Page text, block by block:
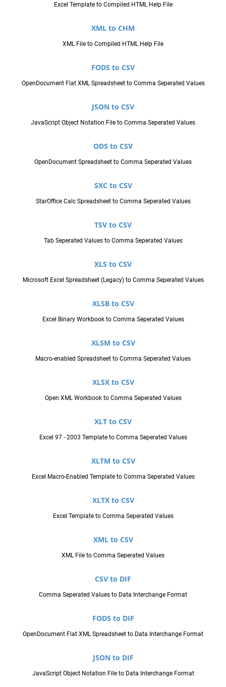
Excel Template to Compiled HTML Help File
XML to CHM
XML File to Compiled HTML Help File
FODS to CSV
OpenDocument Flat XML Spreadsheet to Comma Seperated Values
JSON to CSV
JavaScript Object Notation File to Comma Seperated Values
ODS to CSV
OpenDocument Spreadsheet to Comma Seperated Values
SXC to CSV
StarOffice Calc Spreadsheet to Comma Seperated Values
TSV to CSV
Tab Seperated Values to Comma Seperated Values
XLS to CSV
Microsoft Excel Spreadsheet (Legacy) to Comma Seperated Values
XLSB to CSV
Excel Binary Workbook to Comma Seperated Values
XLSM to CSV
Macro-enabled Spreadsheet to Comma Seperated Values
XLSX to CSV
Open XML Workbook to Comma Seperated Values
XLT to CSV
Excel 97 - 2003 Template to Comma Seperated Values
XLTM to CSV
Excel Macro-Enabled Template to Comma Seperated Values
XLTX to CSV
Excel Template to Comma Seperated Values
XML to CSV
XML File to Comma Seperated Values
CSV to DIF
Comma Seperated Values to Data Interchange Format
FODS to DIF
OpenDocument Flat XML Spreadsheet to Data Interchange Format
JSON to DIF
JavaScript Object Notation File to Data Interchange Format